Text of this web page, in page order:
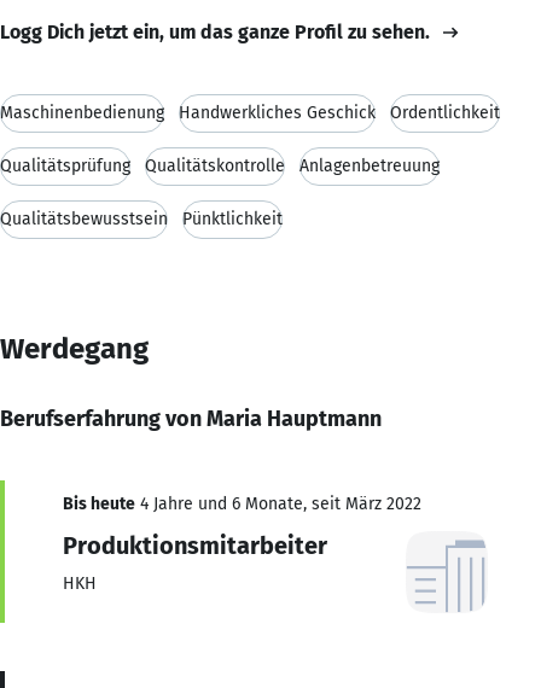
Logg Dich jetzt ein, um das ganze Profil zu sehen.
Maschinenbedienung Handwerkliches Geschick Ordentlichkeit
Qualitätsprüfung Qualitätskontrolle Anlagenbetreuung
Qualitätsbewusstsein Pünktlichkeit
Werdegang
Berufserfahrung von Maria Hauptmann
Bis heute 4 Jahre und 6 Monate, seit März 2022
Produktionsmitarbeiter
HKH